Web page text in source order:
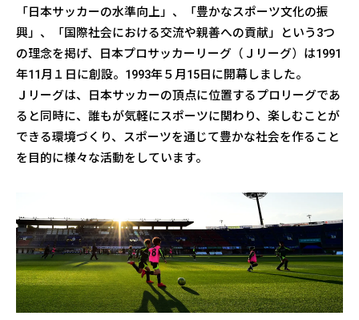
「日本サッカーの水準向上」、「豊かなスポーツ文化の振
興」、「国際社会における交流や親善への貢献」という3つ
の理念を掲げ、日本プロサッカーリーグ（Ｊリーグ）は1991
年11月１日に創設。1993年５月15日に開幕しました。
Ｊリーグは、日本サッカーの頂点に位置するプロリーグであ
ると同時に、誰もが気軽にスポーツに関わり、楽しむことが
できる環境づくり、スポーツを通じて豊かな社会を作ること
を目的に様々な活動をしています。